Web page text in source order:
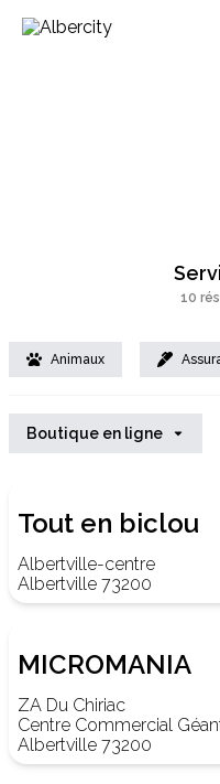
10
Animaux
Boutique en ligne
Tout en biclou
Albertville-centre
Albertville 73200
MICROMANIA
ZA Du Chiriac
Centre Commercial
Albertville 73200